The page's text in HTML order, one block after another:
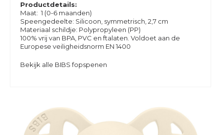
Productdetails:
Maat: 1 (0-6 maanden)
Speengedeelte: Silicoon, symmetrisch, 2,7 cm
Materiaal schildje: Polypropyleen (PP)
100% vrij van BPA, PVC en ftalaten. Voldoet aan de
Europese veiligheidsnorm EN 1400
Bekijk alle BIBS fopspenen